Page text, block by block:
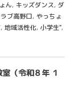
ん, キッズダンス, ダ
ブ高野口, やっちょ
, 地域活性化, 小学生",
（令和８年 １